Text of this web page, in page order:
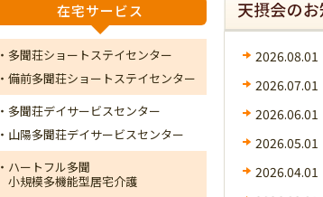
2026.08.01
2026.07.01
2026.06.01
2026.05.01
2026.04.01
在宅サービス
・多聞荘ショートステイセンター
・備前多聞荘ショートステイセンター
・多聞荘デイサービスセンター
・山陽多聞荘デイサービスセンター
・ハートフル多聞
小規模多機能型居宅介護